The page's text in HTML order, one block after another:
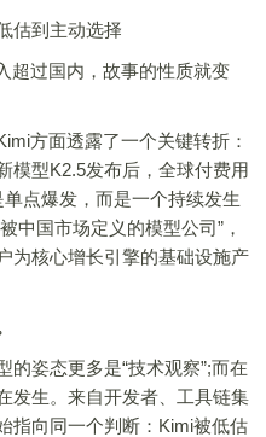
到主动选择
过国内，故事的性质就变
方面透露了一个关键转折：
模型K2.5发布后，全球付费用
点爆发，而是一个持续发生
中国市场定义的模型公司”，
为核心增长引擎的基础设施产
姿态更多是“技术观察”;而在
发生。来自开发者、工具链集
指向同一个判断：Kimi被低估